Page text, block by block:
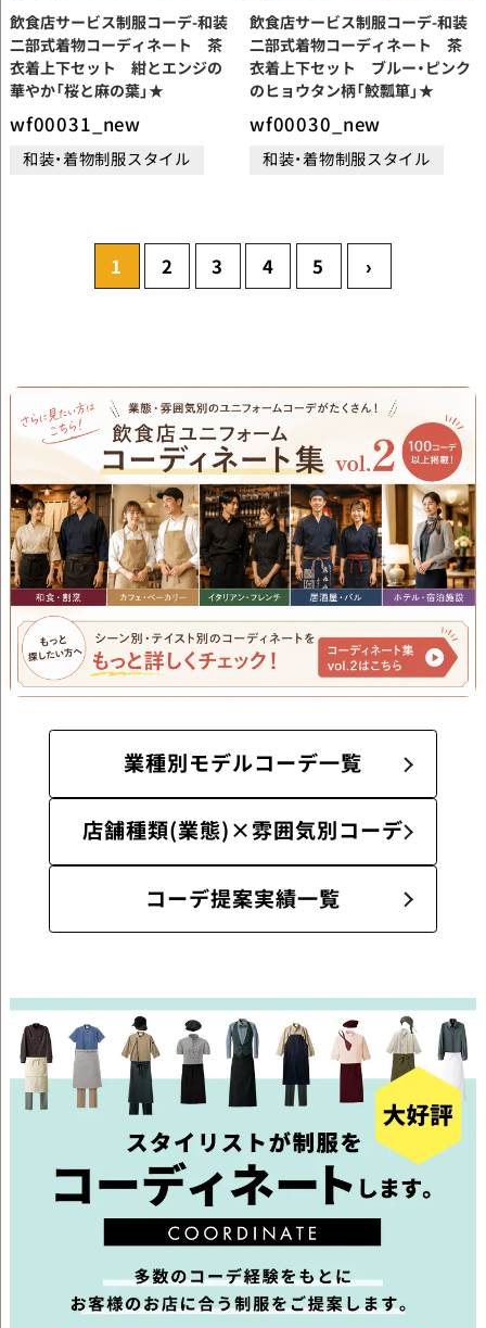
飲食店サービス制服コーデ-和装
二部式着物コーディネート 茶
衣着上下セット 紺とエンジの
華やか「桜と麻の葉」★
wf00031_new
和装・着物制服スタイル
飲食店サービス制服コーデ-和装
二部式着物コーディネート 茶
衣着上下セット ブルー・ピンク
のヒョウタン柄「鮫瓢箪」★
wf00030_new
和装・着物制服スタイル
1 2 3 4 5 ›
業種別モデルコーデ一覧
店舗種類(業態)×雰囲気別コーデ
コーデ提案実績一覧